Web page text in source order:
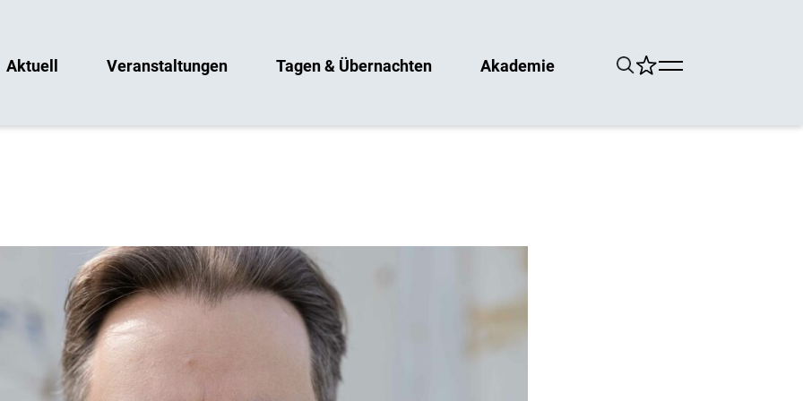
Aktuell Veranstaltungen Tagen & Übernachten Akademie